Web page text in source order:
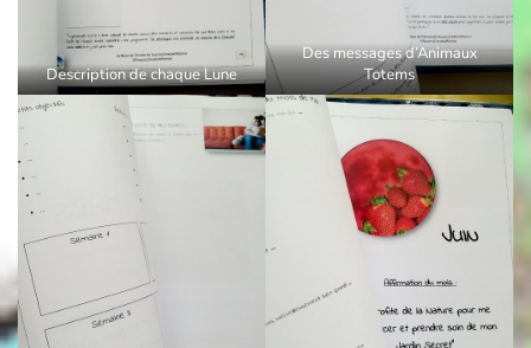
Description de chaque Lune
Des messages d’Animaux
Totems